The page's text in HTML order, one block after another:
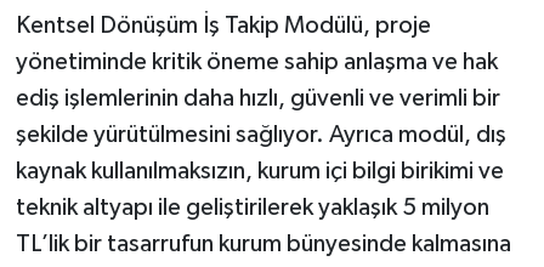
Kentsel Dönüşüm İş Takip Modülü, proje
yönetiminde kritik öneme sahip anlaşma ve hak
ediş işlemlerinin daha hızlı, güvenli ve verimli bir
şekilde yürütülmesini sağlıyor. Ayrıca modül, dış
kaynak kullanılmaksızın, kurum içi bilgi birikimi ve
teknik altyapı ile geliştirilerek yaklaşık 5 milyon
TL’lik bir tasarrufun kurum bünyesinde kalmasına